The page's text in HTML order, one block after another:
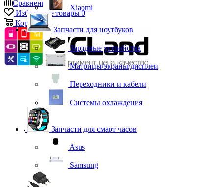
Сравнение
0
Избранные товары 0
Корзина 0
Xiaomi
Запчасти для ноутбуков
Зарядные устройства
Матрицы/экраны/дисплеи
Переходники и кабели
Системы охлаждения
Запчасти для смарт часов
Asus
Samsung